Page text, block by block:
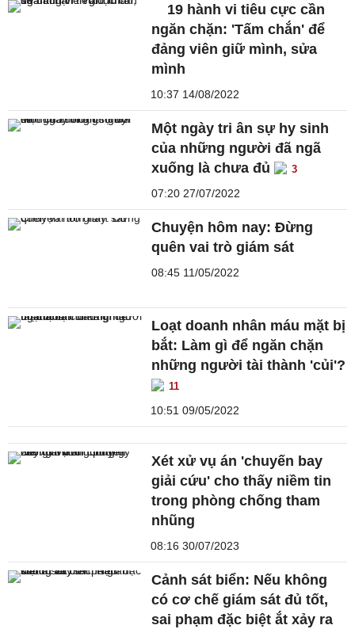
19 hành vi tiêu cực cần
ngăn chặn: 'Tấm chắn' để
đảng viên giữ mình, sửa
mình
10:37 14/08/2022
Một ngày tri ân sự hy sinh
của những người đã ngã
xuống là chưa đủ
3
07:20 27/07/2022
Chuyện hôm nay: Đừng
quên vai trò giám sát
08:45 11/05/2022
Loạt doanh nhân máu mặt bị
bắt: Làm gì để ngăn chặn
những người tài thành 'củi'?
11
10:51 09/05/2022
Xét xử vụ án 'chuyến bay
giải cứu' cho thấy niềm tin
trong phòng chống tham
nhũng
08:16 30/07/2023
Cảnh sát biển: Nếu không
có cơ chế giám sát đủ tốt,
sai phạm đặc biệt ắt xảy ra